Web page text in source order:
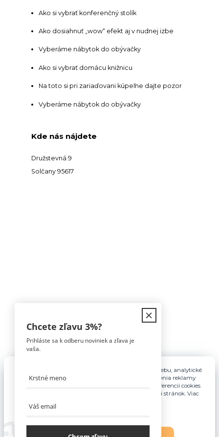
Ako si vybrať konferenčný stolík
Ako dosiahnuť „wow“ efekt aj v nudnej izbe
Vyberáme nábytok do obývačky
Ako si vybrať domácu knižnicu
Na toto si pri zariaďovani kúpeľne dajte pozor
Vyberáme nábytok do obývačky
Kde nás nájdete
Družstevná 9
Solčany 95617
Tomáš Hula
Pre základnú funkčnosť, spríjemnenie používania webu, analytické
účely a v prípade udelenia súhlasu aj na účely cielenia reklamy
využívame súbory cookies. Nastavenie vlastných preferencií cookies
môžete kedykoľvek upraviť odkazom v spodnej časti stránok. Viac
Chcete zľavu 3%?
Prihláste sa k odberu noviniek a zľava je
vaša.